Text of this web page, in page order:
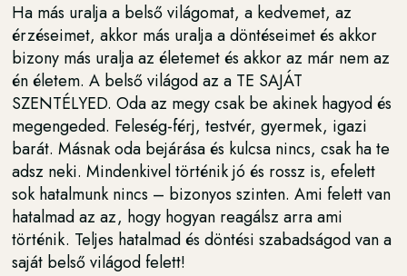
Ha más uralja a belső világomat, a kedvemet, az
érzéseimet, akkor más uralja a döntéseimet és akkor
bizony más uralja az életemet és akkor az már nem az
én életem. A belső világod az a TE SAJÁT
SZENTÉLYED. Oda az megy csak be akinek hagyod és
megengeded. Feleség-férj, testvér, gyermek, igazi
barát. Másnak oda bejárása és kulcsa nincs, csak ha te
adsz neki. Mindenkivel történik jó és rossz is, efelett
sok hatalmunk nincs – bizonyos szinten. Ami felett van
hatalmad az az, hogy hogyan reagálsz arra ami
történik. Teljes hatalmad és döntési szabadságod van a
saját belső világod felett!